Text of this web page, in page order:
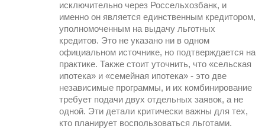
исключительно через Россельхозбанк, и
именно он является единственным кредитором,
уполномоченным на выдачу льготных
кредитов. Это не указано ни в одном
официальном источнике, но подтверждается на
практике. Также стоит уточнить, что «сельская
ипотека» и «семейная ипотека» - это две
независимые программы, и их комбинирование
требует подачи двух отдельных заявок, а не
одной. Эти детали критически важны для тех,
кто планирует воспользоваться льготами.